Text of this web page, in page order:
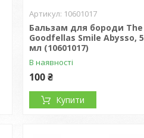
10601017
Бальзам для бороди The
Goodfellas Smile Abysso, 5
мл (10601017)
В наявності
100 ₴
Купити